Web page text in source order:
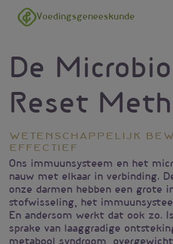
Overslaan en naar de inhoud gaan
Voedingsgeneeskunde
De
Reset
Wetenschappelijk
effectief
Ons immuunsysteem en het
nauw met elkaar in verbinding.
onze darmen hebben een grote
stofwisseling, het
En andersom werkt dat ook zo.
sprake van laaggradige
metabool syndroom,